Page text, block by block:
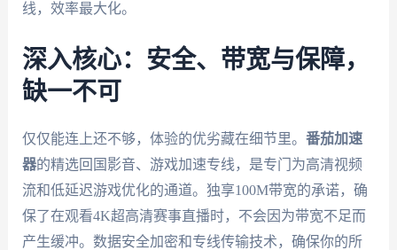
线，效率最大化。
深入核心：安全、带宽与保障，
缺一不可
仅仅能连上还不够，体验的优劣藏在细节里。 番茄加速
器的精选回国影音、游戏加速专线，是专门为高清视频
流和低延迟游戏优化的通道。独享100M带宽的承诺，确
保了在观看4K超高清赛事直播时，不会因为带宽不足而
产生缓冲。数据安全加密和专线传输技术，确保你的所